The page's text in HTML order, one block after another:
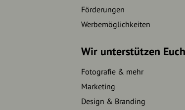
Förderungen
Werbemöglichkeiten
Wir unterstützen Euch
Fotografie & mehr
Marketing
Design & Branding